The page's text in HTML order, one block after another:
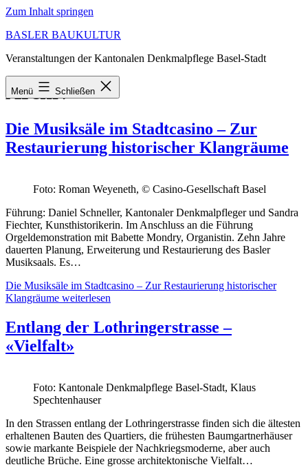
Zum Inhalt springen
BASLER BAUKULTUR
Veranstaltungen der Kantonalen Denkmalpflege Basel-Stadt
Menü Schließen
Archiv
Die Musiksäle im Stadtcasino – Zur
Restaurierung historischer Klangräume
Foto: Roman Weyeneth, © Casino-Gesellschaft Basel
Führung: Daniel Schneller, Kantonaler Denkmalpfleger und Sandra
Fiechter, Kunsthistorikerin. Im Anschluss an die Führung
Orgeldemonstration mit Babette Mondry, Organistin. Zehn Jahre
dauerten Planung, Erweiterung und Restaurierung des Basler
Musiksaals. Es…
Die Musiksäle im Stadtcasino – Zur Restaurierung historischer
Klangräume weiterlesen
Entlang der Lothringerstrasse –
«Vielfalt»
Foto: Kantonale Denkmalpflege Basel-Stadt, Klaus
Spechtenhauser
In den Strassen entlang der Lothringerstrasse finden sich die ältesten
erhaltenen Bauten des Quartiers, die frühesten Baumgartnerhäuser
sowie markante Beispiele der Nachkriegsmoderne, aber auch
deutliche Brüche. Eine grosse architektonische Vielfalt…